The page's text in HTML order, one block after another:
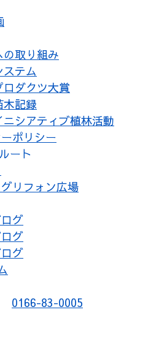
の取り組み
テム
ロダクツ大賞
木記録
ニシアティブ植林活動
ポリシー
ート
リフォン広場
グ
グ
グ
0166-83-0005